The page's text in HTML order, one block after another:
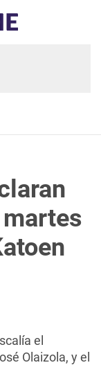
el
Olaizola, y el